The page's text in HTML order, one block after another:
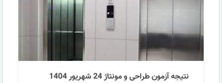
نتیجه آزمون طراحی و مونتاژ 24 شهریور 1404